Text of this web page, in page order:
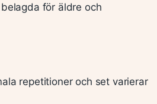
för äldre och
repetitioner och set varierar